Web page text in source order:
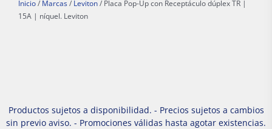
Inicio / Marcas / Leviton / Placa Pop-Up con Receptáculo dúplex TR |
15A | níquel. Leviton
Productos sujetos a disponibilidad. - Precios sujetos a cambios
sin previo aviso. - Promociones válidas hasta agotar existencias.